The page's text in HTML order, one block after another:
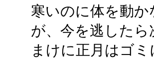
寒いのに体を動
が、今を逃した
まけに正月はゴ